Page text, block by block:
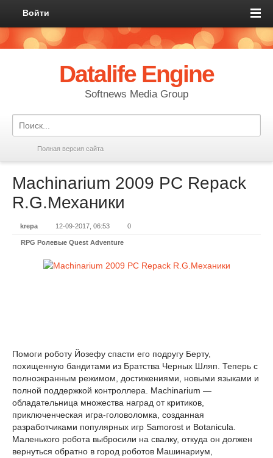
Войти
Datalife Engine
Softnews Media Group
Полная версия сайта
Machinarium 2009 PC Repack
R.G.Механики
krepa 12-09-2017, 06:53 0
RPG Ролевые Quest Adventure
Помоги роботу Йозефу спасти его подругу Берту,
похищенную бандитами из Братства Черных Шляп. Теперь с
полноэкранным режимом, достижениями, новыми языками и
полной поддержкой контроллера. Machinarium —
обладательница множества наград от критиков,
приключенческая игра-головоломка, созданная
разработчиками популярных игр Samorost и Botanicula.
Маленького робота выбросили на свалку, откуда он должен
вернуться обратно в город роботов Машинариум,